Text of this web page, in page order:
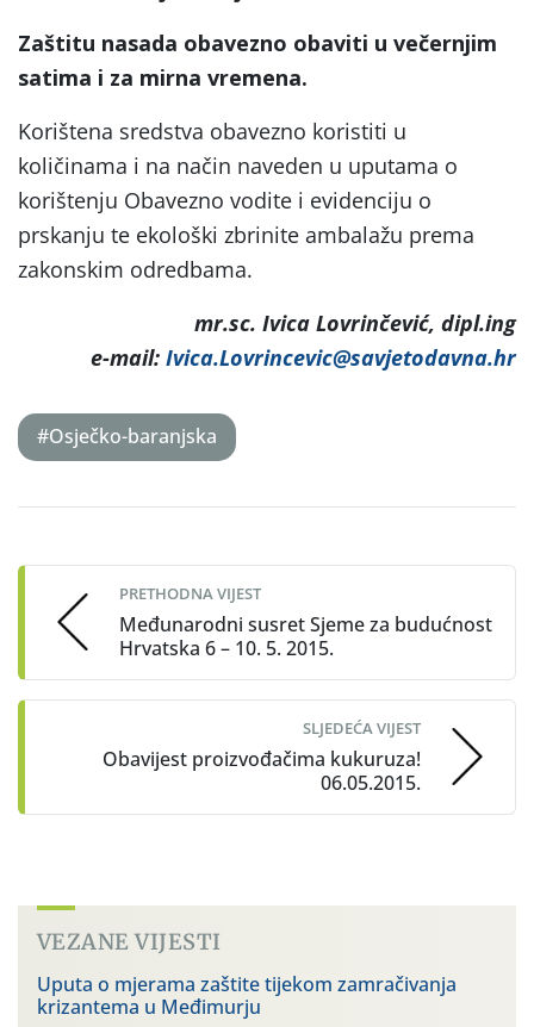
Zaštitu nasada obavezno obaviti u večernjim
satima i za mirna vremena.
Korištena sredstva obavezno koristiti u
količinama i na način naveden u uputama o
korištenju Obavezno vodite i evidenciju o
prskanju te ekološki zbrinite ambalažu prema
zakonskim odredbama.
mr.sc. Ivica Lovrinčević, dipl.ing
e-mail: Ivica.Lovrincevic@savjetodavna.hr
#Osječko-baranjska
navigation
PRETHODNA VIJEST
Međunarodni susret Sjeme za budućnost
Hrvatska 6 – 10. 5. 2015.
SLJEDEĆA VIJEST
Obavijest proizvođačima kukuruza!
06.05.2015.
VEZANE VIJESTI
Uputa o mjerama zaštite tijekom zamračivanja
krizantema u Međimurju